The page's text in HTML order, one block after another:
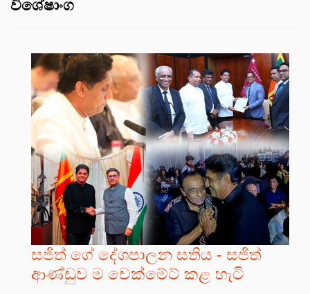
විශේෂාංග
සජිත් ගේ දේශපාලන සතිය - සජිත්
ආණ්ඩුව ම චෙක්මේට් කළ හැටි